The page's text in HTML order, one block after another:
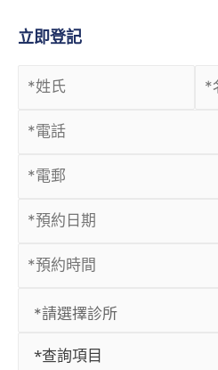
立即登記
*查詢項目